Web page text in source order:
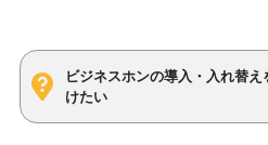
ビジネスホンの導入・入れ替
けたい